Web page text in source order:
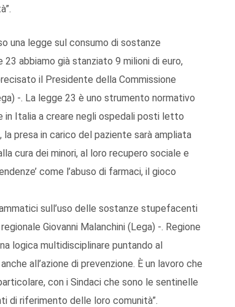
una legge sul consumo di sostanze
abbiamo già stanziato 9 milioni di euro,
il Presidente della Commissione
-. La legge 23 è uno strumento normativo
in Italia a creare negli ospedali posti letto
presa in carico del paziente sarà ampliata
cura dei minori, al loro recupero sociale e
come l’abuso di farmaci, il gioco
sull’uso delle sostanze stupefacenti
Giovanni Malanchini (Lega) -. Regione
logica multidisciplinare puntando al
all’azione di prevenzione. È un lavoro che
con i Sindaci che sono le sentinelle
di riferimento delle loro comunità”.